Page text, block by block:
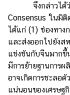
จึงกล่าวได้ว่าผ
Consensus ในมิติ
ได้แก่ (1) ช่องทาง
และส่งออกไปยังส
แข่งขันกับจีนมากขึ้
มีการย้ายฐานการ
อาจเกิดการชะลอ
แน่นอนของเศรษฐ